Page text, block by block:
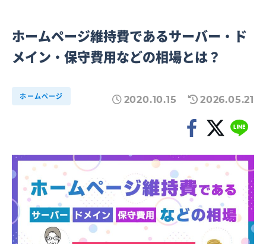
ホームページ維持費であるサーバー・ド
メイン・保守費用などの相場とは？
ホームページ 2020.10.15 2026.05.21